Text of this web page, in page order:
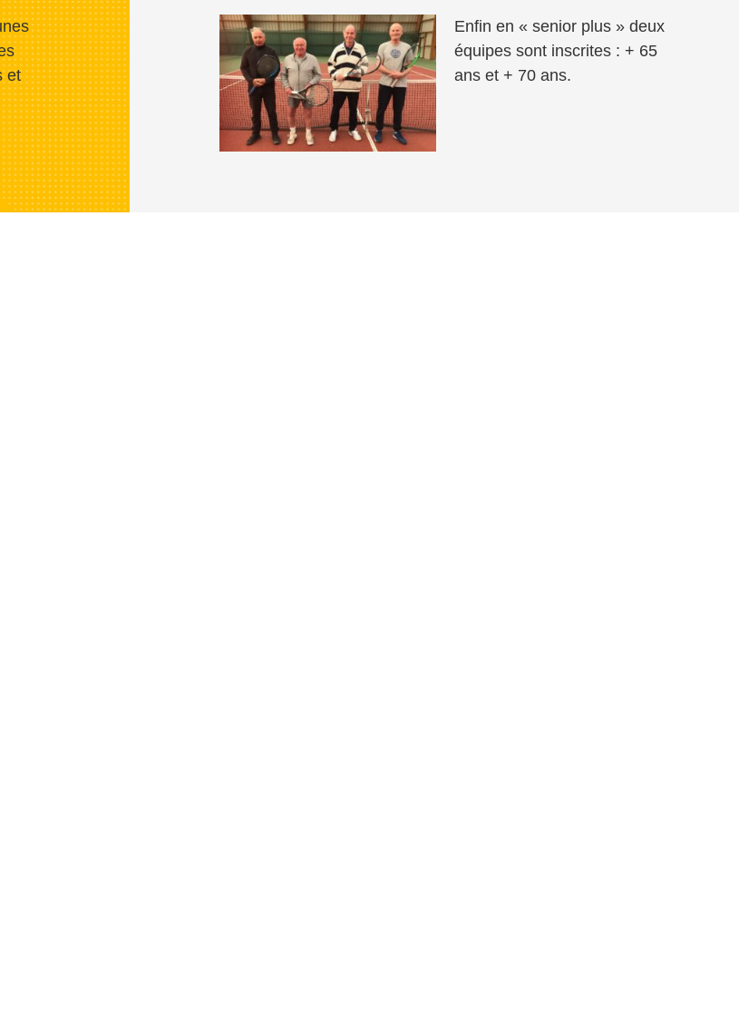
et
Enfin en « senior plus » deux
équipes sont inscrites : + 65
ans et + 70 ans.